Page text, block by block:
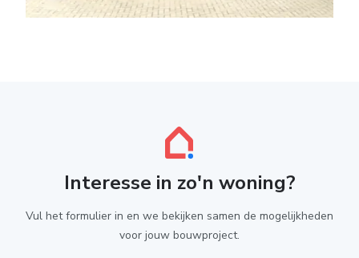
Interesse in zo'n woning?
Vul het formulier in en we bekijken samen de mogelijkheden
voor jouw bouwproject.